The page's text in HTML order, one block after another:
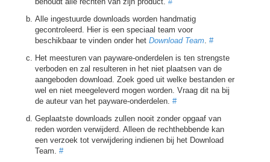
Alle ingestuurde downloads worden handmatig
gecontroleerd. Hier is een speciaal team voor
beschikbaar te vinden onder het Download Team. #
Het meesturen van payware-onderdelen is ten strengste
verboden en zal resulteren in het niet plaatsen van de
aangeboden download. Zoek goed uit welke bestanden er
wel en niet meegeleverd mogen worden. Vraag dit na bij
de auteur van het payware-onderdelen. #
Geplaatste downloads zullen nooit zonder opgaaf van
reden worden verwijderd. Alleen de rechthebbende kan
een verzoek tot verwijdering indienen bij het Download
Team. #